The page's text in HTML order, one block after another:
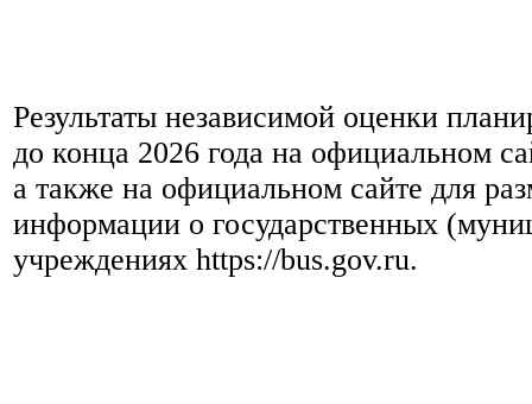
Результаты независимой оценки
до конца 2026 года на официальном
а также на официальном сайте для
информации о государственных
учреждениях https://bus.gov.ru.